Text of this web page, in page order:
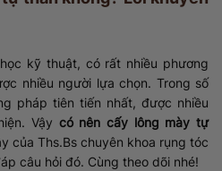
kỹ thuật, có rất nhiều phương
nhiều người lựa chọn. Trong số
pháp tiên tiến nhất, được nhiều
Vậy có nên cấy lông mày tự
của Ths.Bs chuyên khoa rụng tóc
câu hỏi đó. Cùng theo dõi nhé!